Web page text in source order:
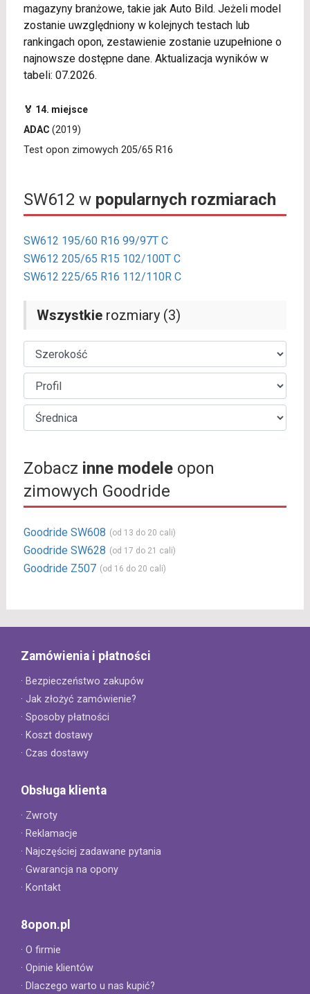
magazyny branżowe, takie jak Auto Bild. Jeżeli model
zostanie uwzględniony w kolejnych testach lub
rankingach opon, zestawienie zostanie uzupełnione o
najnowsze dostępne dane. Aktualizacja wyników w
tabeli: 07.2026.
🏅 14. miejsce
ADAC (2019)
Test opon zimowych 205/65 R16
SW612 w popularnych rozmiarach
SW612 195/60 R16 99/97T C
SW612 205/65 R15 102/100T C
SW612 225/65 R16 112/110R C
Wszystkierozmiary (3)
Zobacz inne modeleopon
zimowych Goodride
Goodride SW608 (od 13 do 20 cali)
Goodride SW628 (od 17 do 21 cali)
Goodride Z507 (od 16 do 20 cali)
Zamówienia i płatności
· Bezpieczeństwo zakupów
· Jak złożyć zamówienie?
· Sposoby płatności
· Koszt dostawy
· Czas dostawy
Obsługa klienta
· Zwroty
· Reklamacje
· Najczęściej zadawane pytania
· Gwarancja na opony
· Kontakt
8opon.pl
· O firmie
· Opinie klientów
· Dlaczego warto u nas kupić?